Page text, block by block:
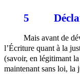
5
Mais avant de
l’Écriture quant à la
(savoir, en légitimant
maintenant sans loi, la